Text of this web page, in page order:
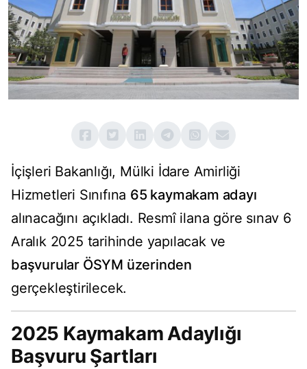
İçişleri Bakanlığı, Mülki İdare Amirliği
Hizmetleri Sınıfına 65 kaymakam adayı
alınacağını açıkladı. Resmî ilana göre sınav 6
Aralık 2025 tarihinde yapılacak ve
başvurular ÖSYM üzerinden
gerçekleştirilecek.
2025 Kaymakam Adaylığı
Başvuru Şartları